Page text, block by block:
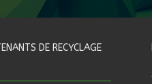
DE RECYCLAGE